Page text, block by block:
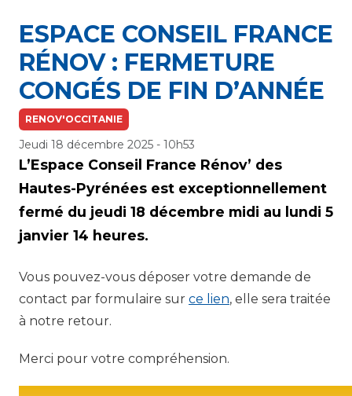
ESPACE CONSEIL FRANCE
RÉNOV : FERMETURE
CONGÉS DE FIN D’ANNÉE
RENOV'OCCITANIE
Jeudi 18 décembre 2025 - 10h53
L’Espace Conseil France Rénov’ des
Hautes-Pyrénées est exceptionnellement
fermé du jeudi 18 décembre midi au lundi 5
janvier 14 heures.
Vous pouvez-vous déposer votre demande de
contact par formulaire sur ce lien, elle sera traitée
à notre retour.
Merci pour votre compréhension.